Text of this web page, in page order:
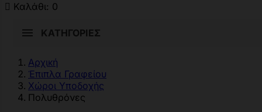
 Καλάθι: 0
ΚΑΤΗΓΟΡΊΕΣ
Αρχική
Έπιπλα Γραφείου
Χώροι Υποδοχής
Πολυθρόνες